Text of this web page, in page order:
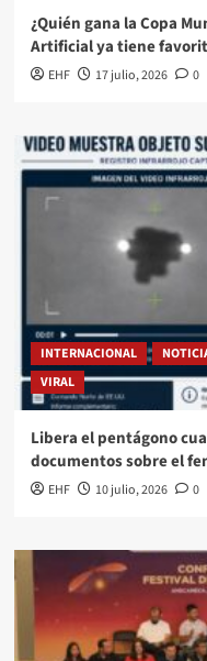
¿Quién gana la Copa
Artificial ya tiene
EHF 17 julio, 2026 0
INTERNACIONAL
VIRAL
Libera el pentágono
documentos sobre el
EHF 10 julio, 2026 0